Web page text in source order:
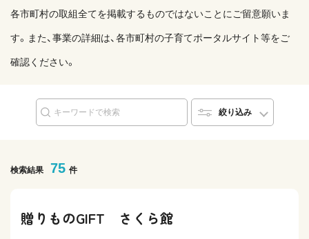
各市町村の取組全てを掲載するものではないことにご留意願いま
す。また、事業の詳細は、各市町村の子育てポータルサイト等をご
確認ください。
絞り込み
検索結果 75 件
贈りものGIFT さくら館